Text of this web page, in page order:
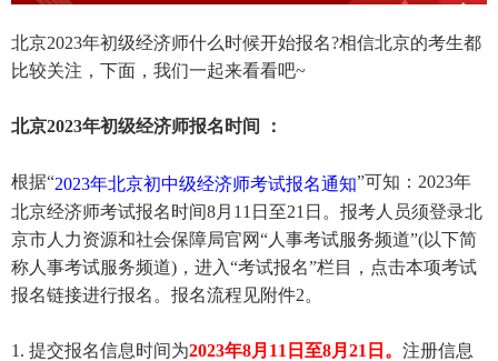
北京2023年初级经济师什么时候开始报名?相信北京的考生都
比较关注，下面，我们一起来看看吧~
北京2023年初级经济师报名时间 ：
根据“2023年北京初中级经济师考试报名通知”可知：2023年
北京经济师考试报名时间8月11日至21日。报考人员须登录北
京市人力资源和社会保障局官网“人事考试服务频道”(以下简
称人事考试服务频道)，进入“考试报名”栏目，点击本项考试
报名链接进行报名。报名流程见附件2。
1. 提交报名信息时间为2023年8月11日至8月21日。 注册信息